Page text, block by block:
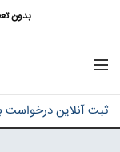
بدون
ثبت آنلاین درخواست با 100 هزار تومان